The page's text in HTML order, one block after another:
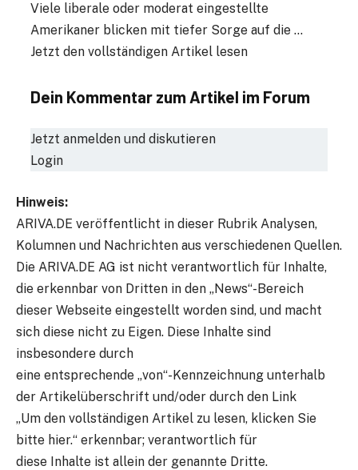
Viele liberale oder moderat eingestellte
Amerikaner blicken mit tiefer Sorge auf die …
Jetzt den vollständigen Artikel lesen
Dein Kommentar zum Artikel im Forum
Jetzt anmelden und diskutieren
Login
Hinweis:
ARIVA.DE veröffentlicht in dieser Rubrik Analysen,
Kolumnen und Nachrichten aus verschiedenen Quellen.
Die ARIVA.DE AG ist nicht verantwortlich für Inhalte,
die erkennbar von Dritten in den „News“-Bereich
dieser Webseite eingestellt worden sind, und macht
sich diese nicht zu Eigen. Diese Inhalte sind
insbesondere durch
eine entsprechende „von“-Kennzeichnung unterhalb
der Artikelüberschrift und/oder durch den Link
„Um den vollständigen Artikel zu lesen, klicken Sie
bitte hier.“ erkennbar; verantwortlich für
diese Inhalte ist allein der genannte Dritte.